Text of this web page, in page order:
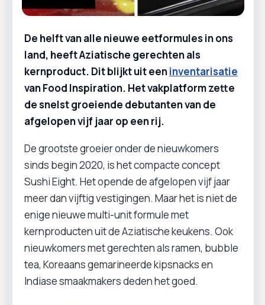
De helft van alle nieuwe eetformules in ons
land, heeft Aziatische gerechten als
kernproduct. Dit blijkt uit eeninventarisatie
van Food Inspiration. Het vakplatform zette
de snelst groeiende debutanten van de
afgelopen vijf jaar op een rij.
De grootste groeier onder de nieuwkomers
sinds begin 2020, is het compacte concept
Sushi Eight. Het opende de afgelopen vijf jaar
meer dan vijftig vestigingen. Maar het is niet de
enige nieuwe multi-unit formule met
kernproducten uit de Aziatische keukens. Ook
nieuwkomers met gerechten als ramen, bubble
tea, Koreaans gemarineerde kipsnacks en
Indiase smaakmakers deden het goed.